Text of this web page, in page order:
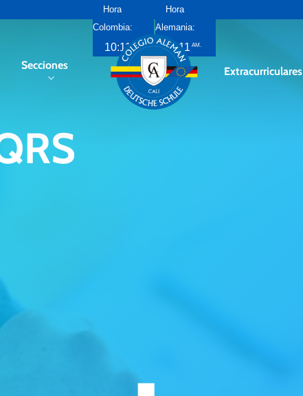
Hora
Colombia:
10:11 PM
Hora
Alemania:
5:11 AM
Secciones Extracurriculares